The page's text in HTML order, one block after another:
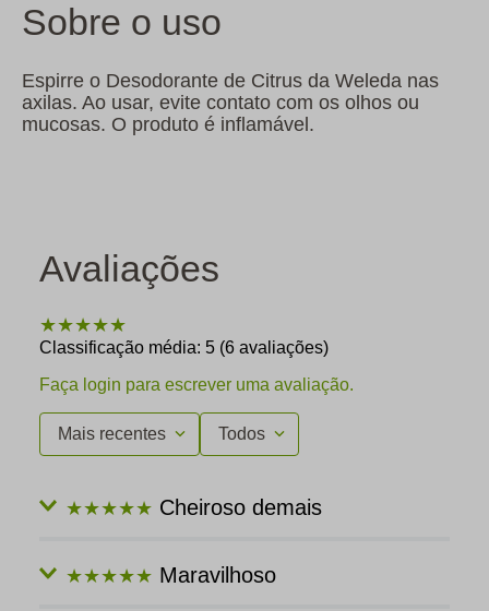
Sobre o uso
Espirre o Desodorante de Citrus da Weleda nas
axilas. Ao usar, evite contato com os olhos ou
mucosas. O produto é inflamável.
Avaliações
★★★★★
Classificação média: 5 (6 avaliações)
Faça login para escrever uma avaliação.
Mais recentes Todos
★★★★★ Cheiroso demais
É bem fresquinho e o cheirinho de limão é uma
★★★★★ Maravilhoso